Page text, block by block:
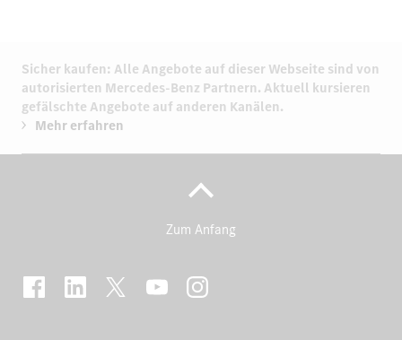
Sicher kaufen: Alle Angebote auf dieser Webseite sind von
autorisierten Mercedes-Benz Partnern. Aktuell kursieren
gefälschte Angebote auf anderen Kanälen.
Mehr erfahren
Zum Anfang